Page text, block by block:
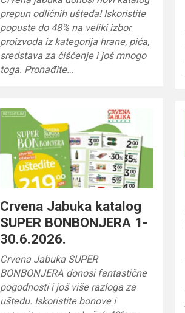
prepun odličnih ušteda! Iskoristite
popuste do 48% na veliki izbor
proizvoda iz kategorija hrane, pića,
sredstava za čišćenje i još mnogo
toga. Pronađite…
Crvena Jabuka katalog
SUPER BONBONJERA 1-
30.6.2026.
Crvena Jabuka SUPER
BONBONJERA donosi fantastične
pogodnosti i još više razloga za
uštedu. Iskoristite bonove i